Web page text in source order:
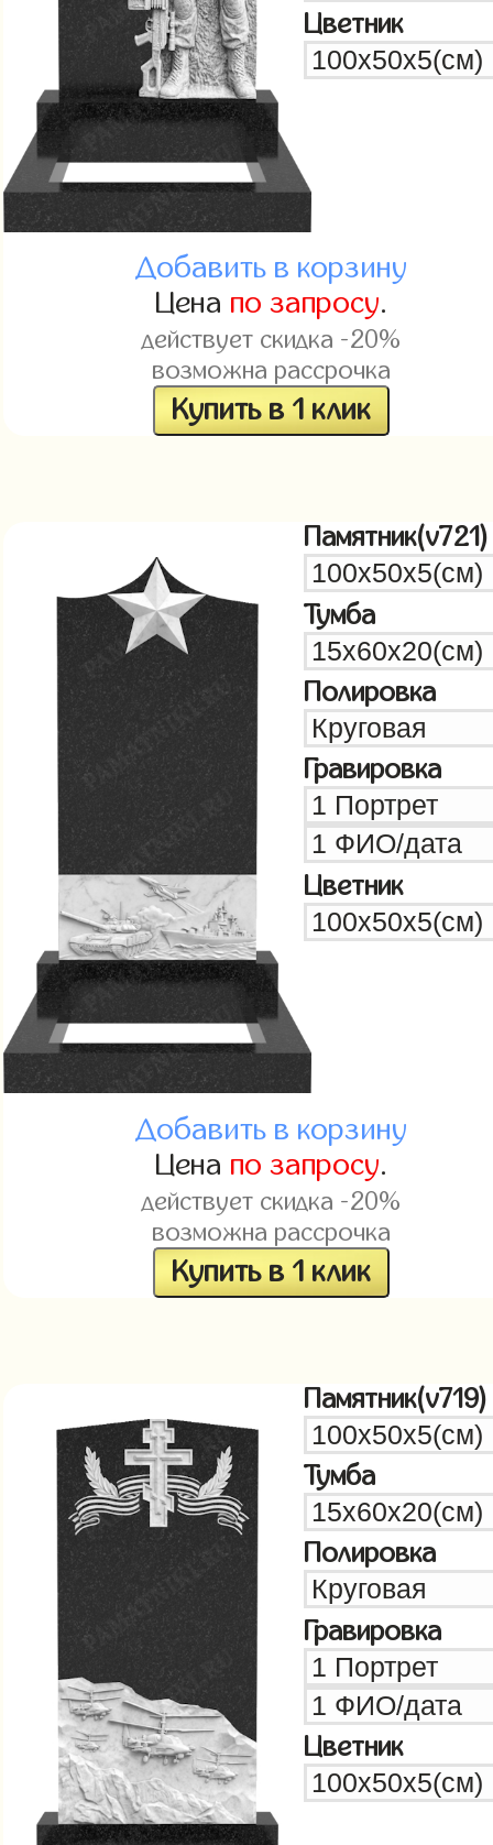
Цветник
Добавить в корзину
Цена по запросу.
действует скидка -20%
возможна рассрочка
Купить в 1 клик
Памятник(v721)
Тумба
Полировка
Гравировка
Цветник
Добавить в корзину
Цена по запросу.
действует скидка -20%
возможна рассрочка
Купить в 1 клик
Памятник(v719)
Тумба
Полировка
Гравировка
Цветник